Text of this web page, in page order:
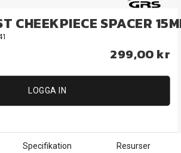
CHEEKPIECE SPACER
299,00 kr
LOGGA IN
Specifikation Resurser